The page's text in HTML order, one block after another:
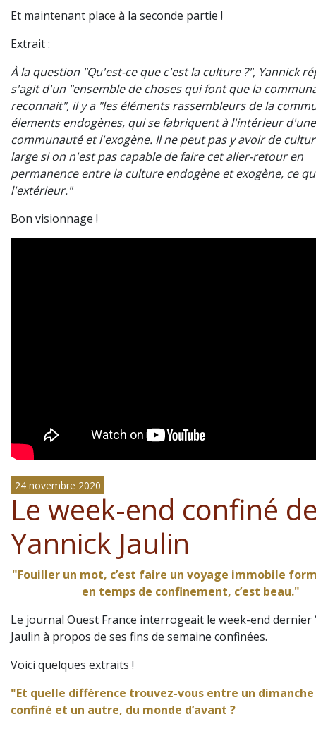
Et maintenant place à la seconde partie !
Extrait :
À la question "Qu'est-ce que c'est la culture ?", Yannick
s'agit d'un "ensemble de choses qui font que la
reconnait", il y a "les éléments rassembleurs de la
élements endogènes, qui se fabriquent à l'intérieur d'une
communauté et l'exogène. Il ne peut pas y avoir de
large si on n'est pas capable de faire cet aller-retour en
permanence entre la culture endogène et exogène, ce
l'extérieur."
Bon visionnage !
24 novembre 2020
Le week-end confiné
Yannick Jaulin
"Fouiller un mot, c’est faire un voyage immobile
en temps de confinement, c’est beau."
Le journal Ouest France interrogeait le week-end dernier
Jaulin à propos de ses fins de semaine confinées.
Voici quelques extraits !
"Et quelle différence trouvez-vous entre un
confiné et un autre, du monde d’avant ?